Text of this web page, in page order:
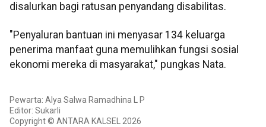
disalurkan bagi ratusan penyandang disabilitas.
"Penyaluran bantuan ini menyasar 134 keluarga
penerima manfaat guna memulihkan fungsi sosial
ekonomi mereka di masyarakat," pungkas Nata.
Pewarta: Alya Salwa Ramadhina L P
Editor: Sukarli
Copyright © ANTARA KALSEL 2026